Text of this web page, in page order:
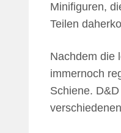
Minifiguren,
Teilen
Nachdem die
immernoch
Schiene.